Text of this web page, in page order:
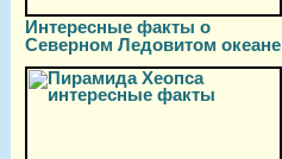
Интересные факты о
Северном Ледовитом океане